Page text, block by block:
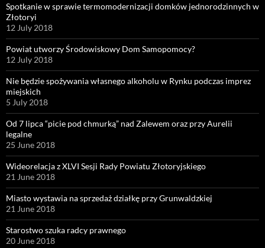
Spotkanie w sprawie termomodernizacji domków jednorodzinnych w
Złotoryi
12 July 2018
Powiat utworzy Środowiskowy Dom Samopomocy?
12 July 2018
Nie będzie spożywania własnego alkoholu w Rynku podczas imprez
miejskich
5 July 2018
Od 7 lipca “picie pod chmurką” nad Zalewem oraz przy Aurelii
legalne
25 June 2018
Wideorelacja z XLVI Sesji Rady Powiatu Złotoryjskiego
21 June 2018
Miasto wystawia na sprzedaż działkę przy Grunwaldzkiej
21 June 2018
Starostwo szuka radcy prawnego
20 June 2018